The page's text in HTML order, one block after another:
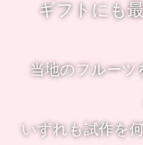
ギフトにも
当地のフルーツ
いずれも試作を